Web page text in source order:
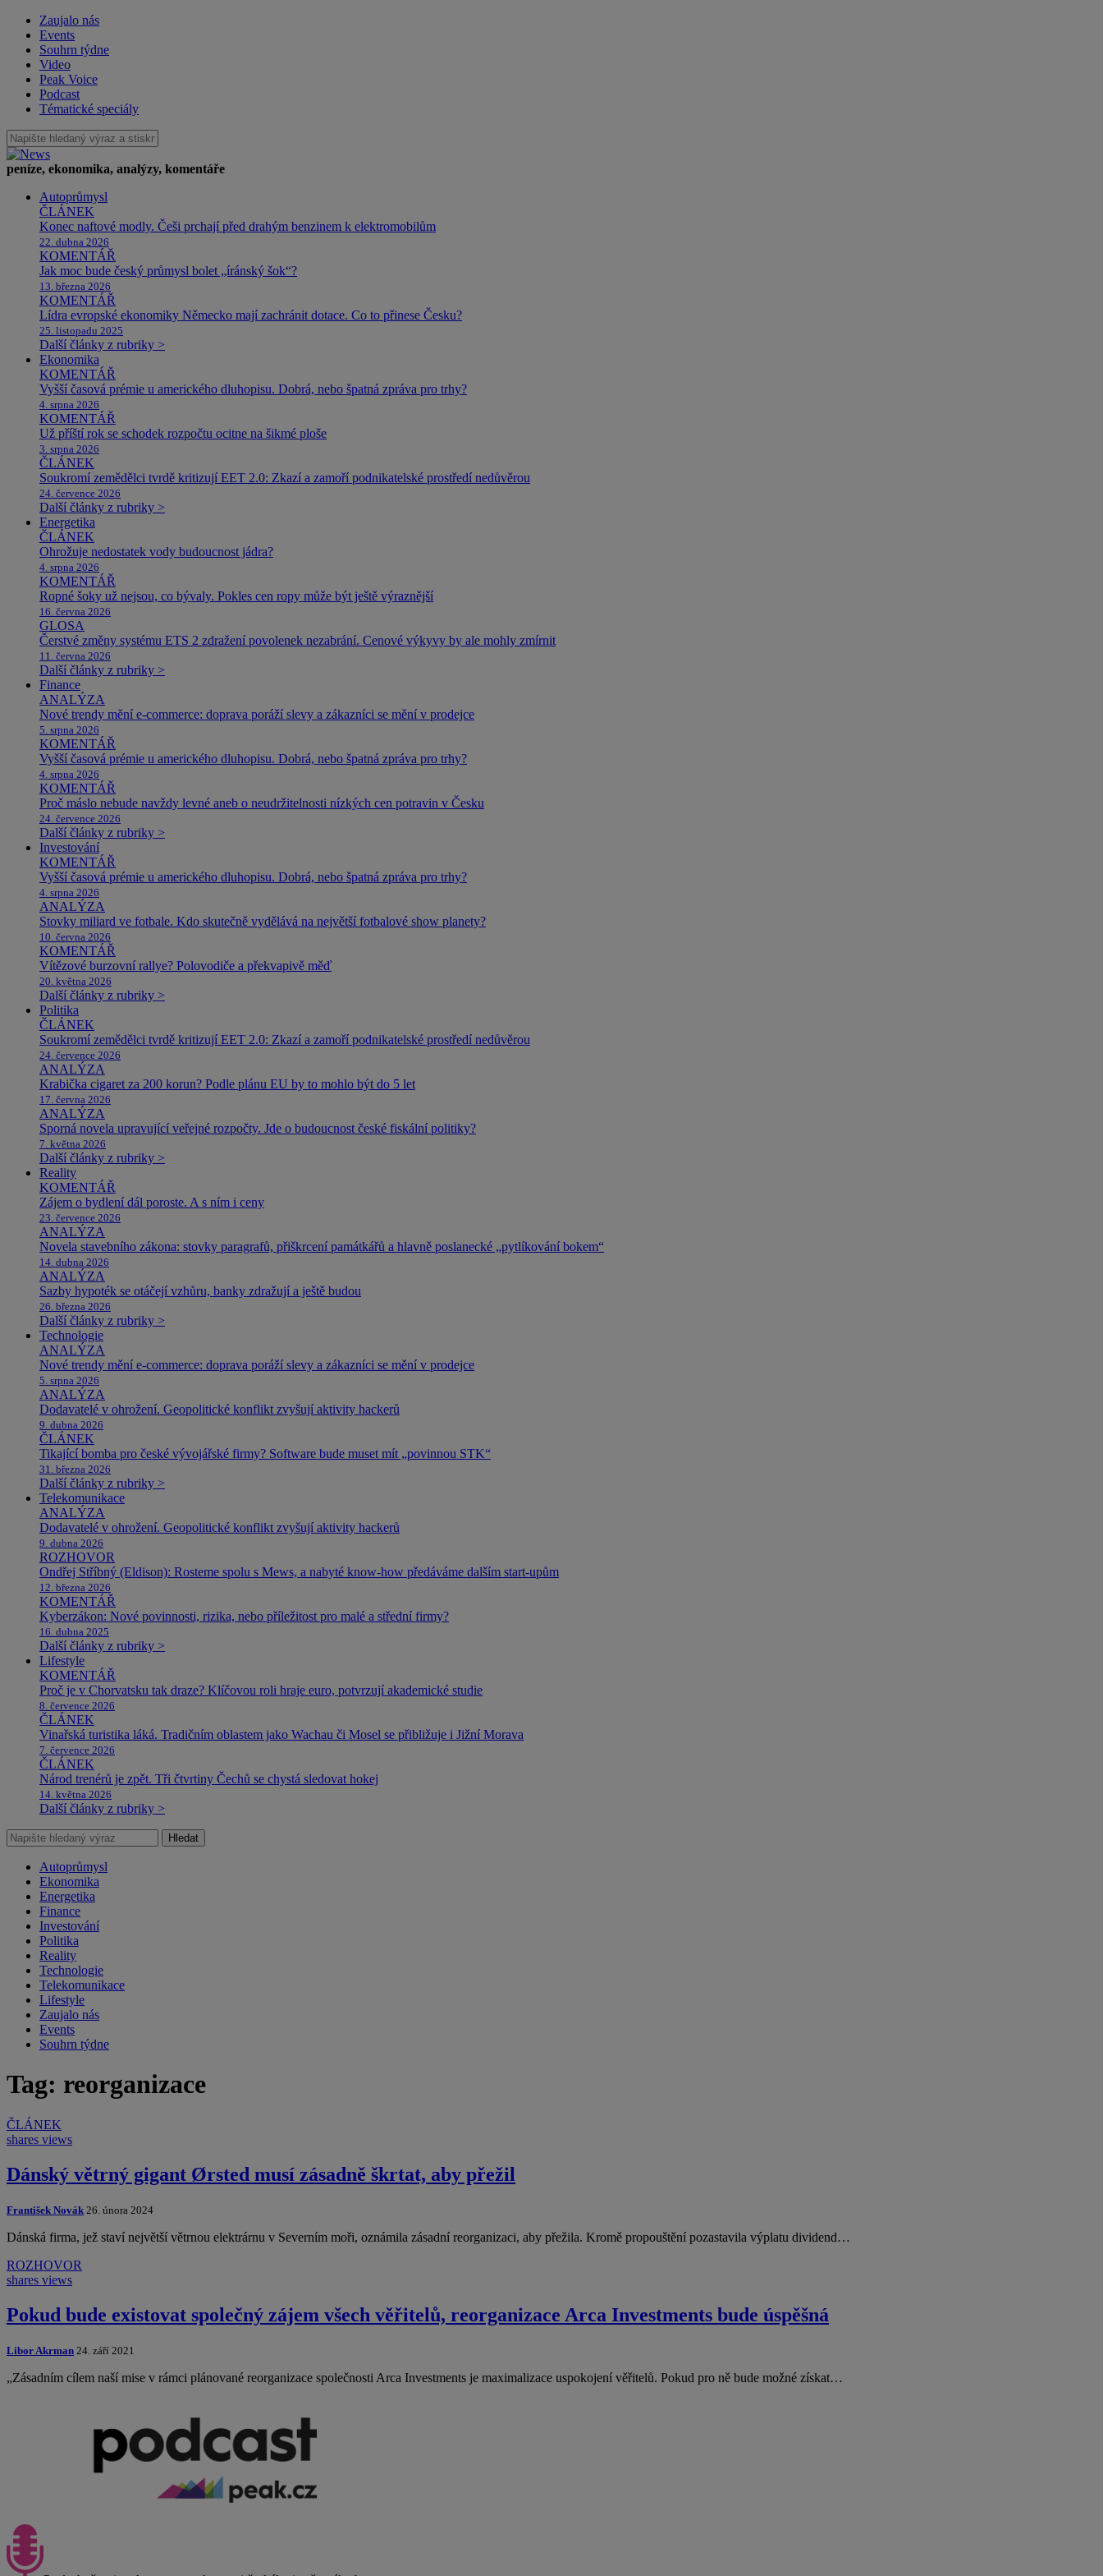
Zaujalo nás
Events
Souhrn týdne
Video
Peak Voice
Podcast
Tématické speciály
peníze, ekonomika, analýzy, komentáře
Autoprůmysl
ČLÁNEK
Konec naftové modly. Češi prchají před drahým benzinem k elektromobilům
22. dubna 2026
KOMENTÁŘ
Jak moc bude český průmysl bolet „íránský šok“?
13. března 2026
KOMENTÁŘ
Lídra evropské ekonomiky Německo mají zachránit dotace. Co to přinese Česku?
25. listopadu 2025
Další články z rubriky >
Ekonomika
KOMENTÁŘ
Vyšší časová prémie u amerického dluhopisu. Dobrá, nebo špatná zpráva pro trhy?
4. srpna 2026
KOMENTÁŘ
Už příští rok se schodek rozpočtu ocitne na šikmé ploše
3. srpna 2026
ČLÁNEK
Soukromí zemědělci tvrdě kritizují EET 2.0: Zkazí a zamoří podnikatelské prostředí nedůvěrou
24. července 2026
Další články z rubriky >
Energetika
ČLÁNEK
Ohrožuje nedostatek vody budoucnost jádra?
4. srpna 2026
KOMENTÁŘ
Ropné šoky už nejsou, co bývaly. Pokles cen ropy může být ještě výraznější
16. června 2026
GLOSA
Čerstvé změny systému ETS 2 zdražení povolenek nezabrání. Cenové výkyvy by ale mohly zmírnit
11. června 2026
Další články z rubriky >
Finance
ANALÝZA
Nové trendy mění e-commerce: doprava poráží slevy a zákazníci se mění v prodejce
5. srpna 2026
KOMENTÁŘ
Vyšší časová prémie u amerického dluhopisu. Dobrá, nebo špatná zpráva pro trhy?
4. srpna 2026
KOMENTÁŘ
Proč máslo nebude navždy levné aneb o neudržitelnosti nízkých cen potravin v Česku
24. července 2026
Další články z rubriky >
Investování
KOMENTÁŘ
Vyšší časová prémie u amerického dluhopisu. Dobrá, nebo špatná zpráva pro trhy?
4. srpna 2026
ANALÝZA
Stovky miliard ve fotbale. Kdo skutečně vydělává na největší fotbalové show planety?
10. června 2026
KOMENTÁŘ
Vítězové burzovní rallye? Polovodiče a překvapivě měď
20. května 2026
Další články z rubriky >
Politika
ČLÁNEK
Soukromí zemědělci tvrdě kritizují EET 2.0: Zkazí a zamoří podnikatelské prostředí nedůvěrou
24. července 2026
ANALÝZA
Krabička cigaret za 200 korun? Podle plánu EU by to mohlo být do 5 let
17. června 2026
ANALÝZA
Sporná novela upravující veřejné rozpočty. Jde o budoucnost české fiskální politiky?
7. května 2026
Další články z rubriky >
Reality
KOMENTÁŘ
Zájem o bydlení dál poroste. A s ním i ceny
23. července 2026
ANALÝZA
Novela stavebního zákona: stovky paragrafů, přiškrcení památkářů a hlavně poslanecké „pytlíkování bokem“
14. dubna 2026
ANALÝZA
Sazby hypoték se otáčejí vzhůru, banky zdražují a ještě budou
26. března 2026
Další články z rubriky >
Technologie
ANALÝZA
Nové trendy mění e-commerce: doprava poráží slevy a zákazníci se mění v prodejce
5. srpna 2026
ANALÝZA
Dodavatelé v ohrožení. Geopolitické konflikt zvyšují aktivity hackerů
9. dubna 2026
ČLÁNEK
Tikající bomba pro české vývojářské firmy? Software bude muset mít „povinnou STK“
31. března 2026
Další články z rubriky >
Telekomunikace
ANALÝZA
Dodavatelé v ohrožení. Geopolitické konflikt zvyšují aktivity hackerů
9. dubna 2026
ROZHOVOR
Ondřej Stříbný (Eldison): Rosteme spolu s Mews, a nabyté know-how předáváme dalším start-upům
12. března 2026
KOMENTÁŘ
Kyberzákon: Nové povinnosti, rizika, nebo příležitost pro malé a střední firmy?
16. dubna 2025
Další články z rubriky >
Lifestyle
KOMENTÁŘ
Proč je v Chorvatsku tak draze? Klíčovou roli hraje euro, potvrzují akademické studie
8. července 2026
ČLÁNEK
Vinařská turistika láká. Tradičním oblastem jako Wachau či Mosel se přibližuje i Jižní Morava
7. července 2026
ČLÁNEK
Národ trenérů je zpět. Tři čtvrtiny Čechů se chystá sledovat hokej
14. května 2026
Další články z rubriky >
Hledat
Autoprůmysl
Ekonomika
Energetika
Finance
Investování
Politika
Reality
Technologie
Telekomunikace
Lifestyle
Zaujalo nás
Events
Souhrn týdne
Tag: reorganizace
ČLÁNEK
shares views
Dánský větrný gigant Ørsted musí zásadně škrtat, aby přežil
František Novák 26. února 2024
Dánská firma, jež staví největší větrnou elektrárnu v Severním moři, oznámila zásadní reorganizaci, aby přežila. Kromě propouštění pozastavila výplatu dividend…
ROZHOVOR
shares views
Pokud bude existovat společný zájem všech věřitelů, reorganizace Arca Investments bude úspěšná
Libor Akrman 24. září 2021
„Zásadním cílem naší mise v rámci plánované reorganizace společnosti Arca Investments je maximalizace uspokojení věřitelů. Pokud pro ně bude možné získat…